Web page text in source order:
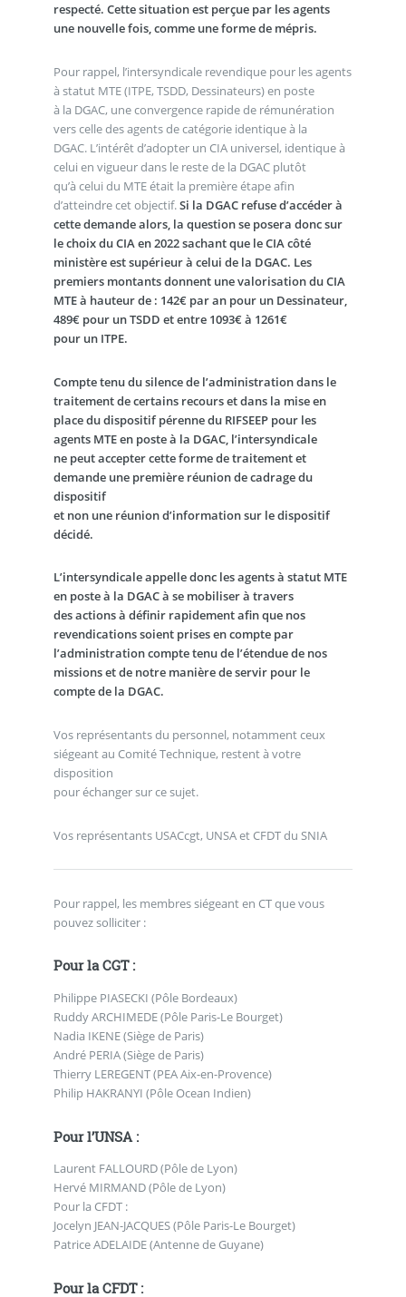
respecté. Cette situation est perçue par les agents
une nouvelle fois, comme une forme de mépris.
Pour rappel, l’intersyndicale revendique pour les agents
à statut MTE (ITPE, TSDD, Dessinateurs) en poste
à la DGAC, une convergence rapide de rémunération
vers celle des agents de catégorie identique à la
DGAC. L’intérêt d’adopter un CIA universel, identique à
celui en vigueur dans le reste de la DGAC plutôt
qu’à celui du MTE était la première étape afin
d’atteindre cet objectif.Si la DGAC refuse d’accéder à
cette demande alors, la question se posera donc sur
le choix du CIA en 2022 sachant que le CIA côté
ministère est supérieur à celui de la DGAC. Les
premiers montants donnent une valorisation du CIA
MTE à hauteur de : 142€ par an pour un Dessinateur,
489€ pour un TSDD et entre 1093€ à 1261€
pour un ITPE.
Compte tenu du silence de l’administration dans le
traitement de certains recours et dans la mise en
place du dispositif pérenne du RIFSEEP pour les
agents MTE en poste à la DGAC, l’intersyndicale
ne peut accepter cette forme de traitement et
demande une première réunion de cadrage du
dispositif
et non une réunion d’information sur le dispositif
décidé.
L’intersyndicale appelle donc les agents à statut MTE
en poste à la DGAC à se mobiliser à travers
des actions à définir rapidement afin que nos
revendications soient prises en compte par
l’administration compte tenu de l’étendue de nos
missions et de notre manière de servir pour le
compte de la DGAC.
Vos représentants du personnel, notamment ceux
siégeant au Comité Technique, restent à votre
disposition
pour échanger sur ce sujet.
Vos représentants USACcgt, UNSA et CFDT du SNIA
Pour rappel, les membres siégeant en CT que vous
pouvez solliciter :
Pour la CGT :
Philippe PIASECKI (Pôle Bordeaux)
Ruddy ARCHIMEDE (Pôle Paris-Le Bourget)
Nadia IKENE (Siège de Paris)
André PERIA (Siège de Paris)
Thierry LEREGENT (PEA Aix-en-Provence)
Philip HAKRANYI (Pôle Ocean Indien)
Pour l’UNSA :
Laurent FALLOURD (Pôle de Lyon)
Hervé MIRMAND (Pôle de Lyon)
Pour la CFDT :
Jocelyn JEAN-JACQUES (Pôle Paris-Le Bourget)
Patrice ADELAIDE (Antenne de Guyane)
Pour la CFDT :